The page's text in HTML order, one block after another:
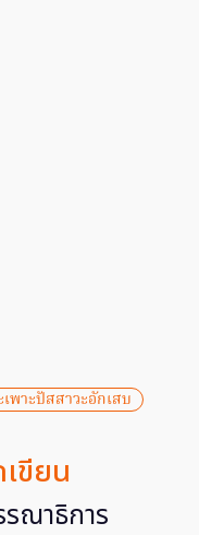
เพาะปัสสาวะอักเสบ
ขียน
ณาธิการ